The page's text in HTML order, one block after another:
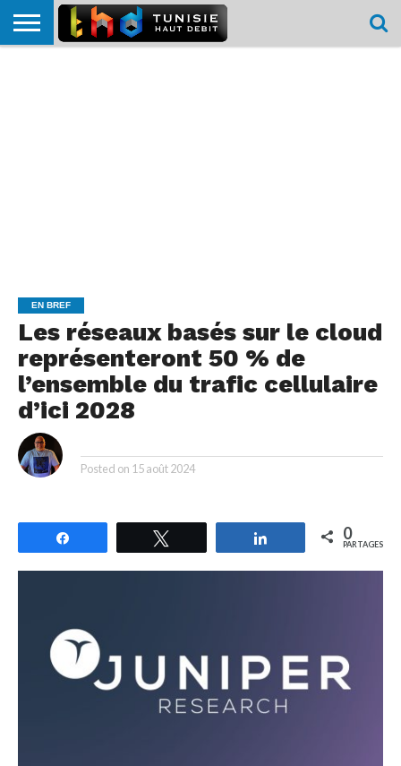
EN BREF
Les réseaux basés sur le cloud
représenteront 50 % de
l’ensemble du trafic cellulaire
d’ici 2028
Posted on 15 août 2024
Partagez 0
PARTAGES